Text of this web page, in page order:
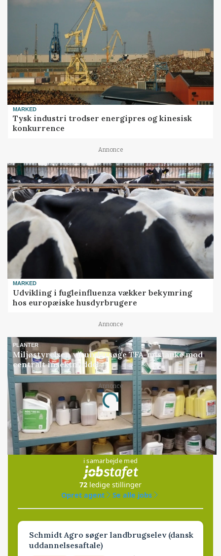
MARKED
Tysk industri trodser energipres og kinesisk
konkurrence
Annonce
MARKED
Udvikling i fugleinfluenza vækker bekymring
hos europæiske husdyrbrugere
Annonce
PLANTER
Miljøstyrelsen vil undersøge TFA-mistanke mod
centralt insektmiddel
Annonce
Loading...
Jobs
i samarbejde med
72 ledige stillinger
Opret agent
Se alle jobs
Schmidt Agro søger landbrugselev (dansk
uddannelsesaftale)